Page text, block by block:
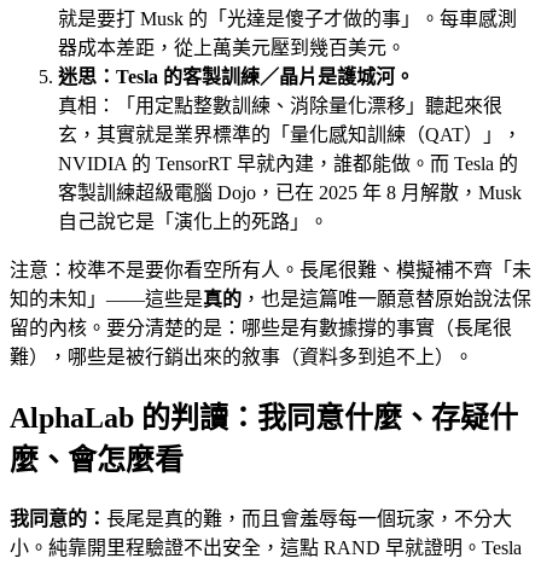
就是要打 Musk 的「光達是傻子才做的事」。每車感測
器成本差距，從上萬美元壓到幾百美元。
迷思：Tesla 的客製訓練／晶片是護城河。
真相：「用定點整數訓練、消除量化漂移」聽起來很
玄，其實就是業界標準的「量化感知訓練（QAT）」，
NVIDIA 的 TensorRT 早就內建，誰都能做。而 Tesla 的
客製訓練超級電腦 Dojo，已在 2025 年 8 月解散，Musk
自己說它是「演化上的死路」。
注意：校準不是要你看空所有人。長尾很難、模擬補不齊「未
知的未知」——這些是真的 ，也是這篇唯一願意替原始說法保
留的內核。要分清楚的是：哪些是有數據撐的事實（長尾很
難），哪些是被行銷出來的敘事（資料多到追不上）。
AlphaLab 的判讀：我同意什麼、存疑什
麼、會怎麼看
我同意的： 長尾是真的難，而且會羞辱每一個玩家，不分大
小。純靠開里程驗證不出安全，這點 RAND 早就證明。Tesla